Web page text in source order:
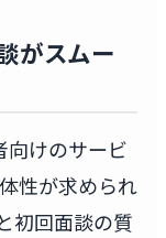
がスムー
向けのサービ
性が求められ
初回面談の質